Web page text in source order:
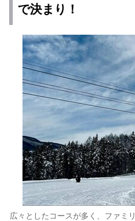
で決まり！
広々としたコースが多く、ファミ